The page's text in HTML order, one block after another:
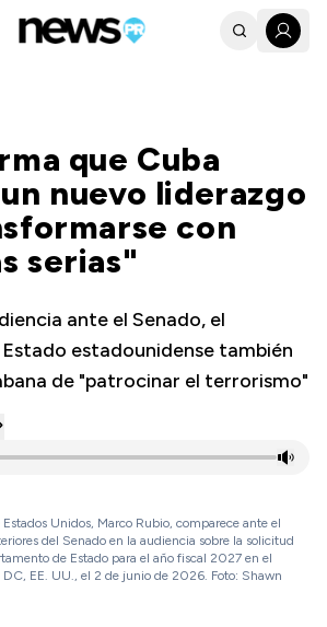
menu
que Cuba
nuevo liderazgo
con
serias"
ante el Senado, el
estadounidense también
de "patrocinar el terrorismo"
Unidos, Marco Rubio, comparece ante el
del Senado en la audiencia sobre la solicitud
de Estado para el año fiscal 2027 en el
EE. UU., el 2 de junio de 2026. Foto: Shawn